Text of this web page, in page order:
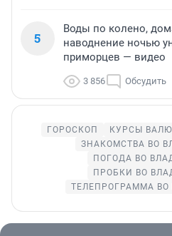
5
Воды по колено,
наводнение ночью
приморцев — видео
3 856 Обсудить
ГОРОСКОП
КУРСЫ
ЗНАКОМСТВА ВО
ПОГОДА ВО
ПРОБКИ ВО
ТЕЛЕПРОГРАММА ВО